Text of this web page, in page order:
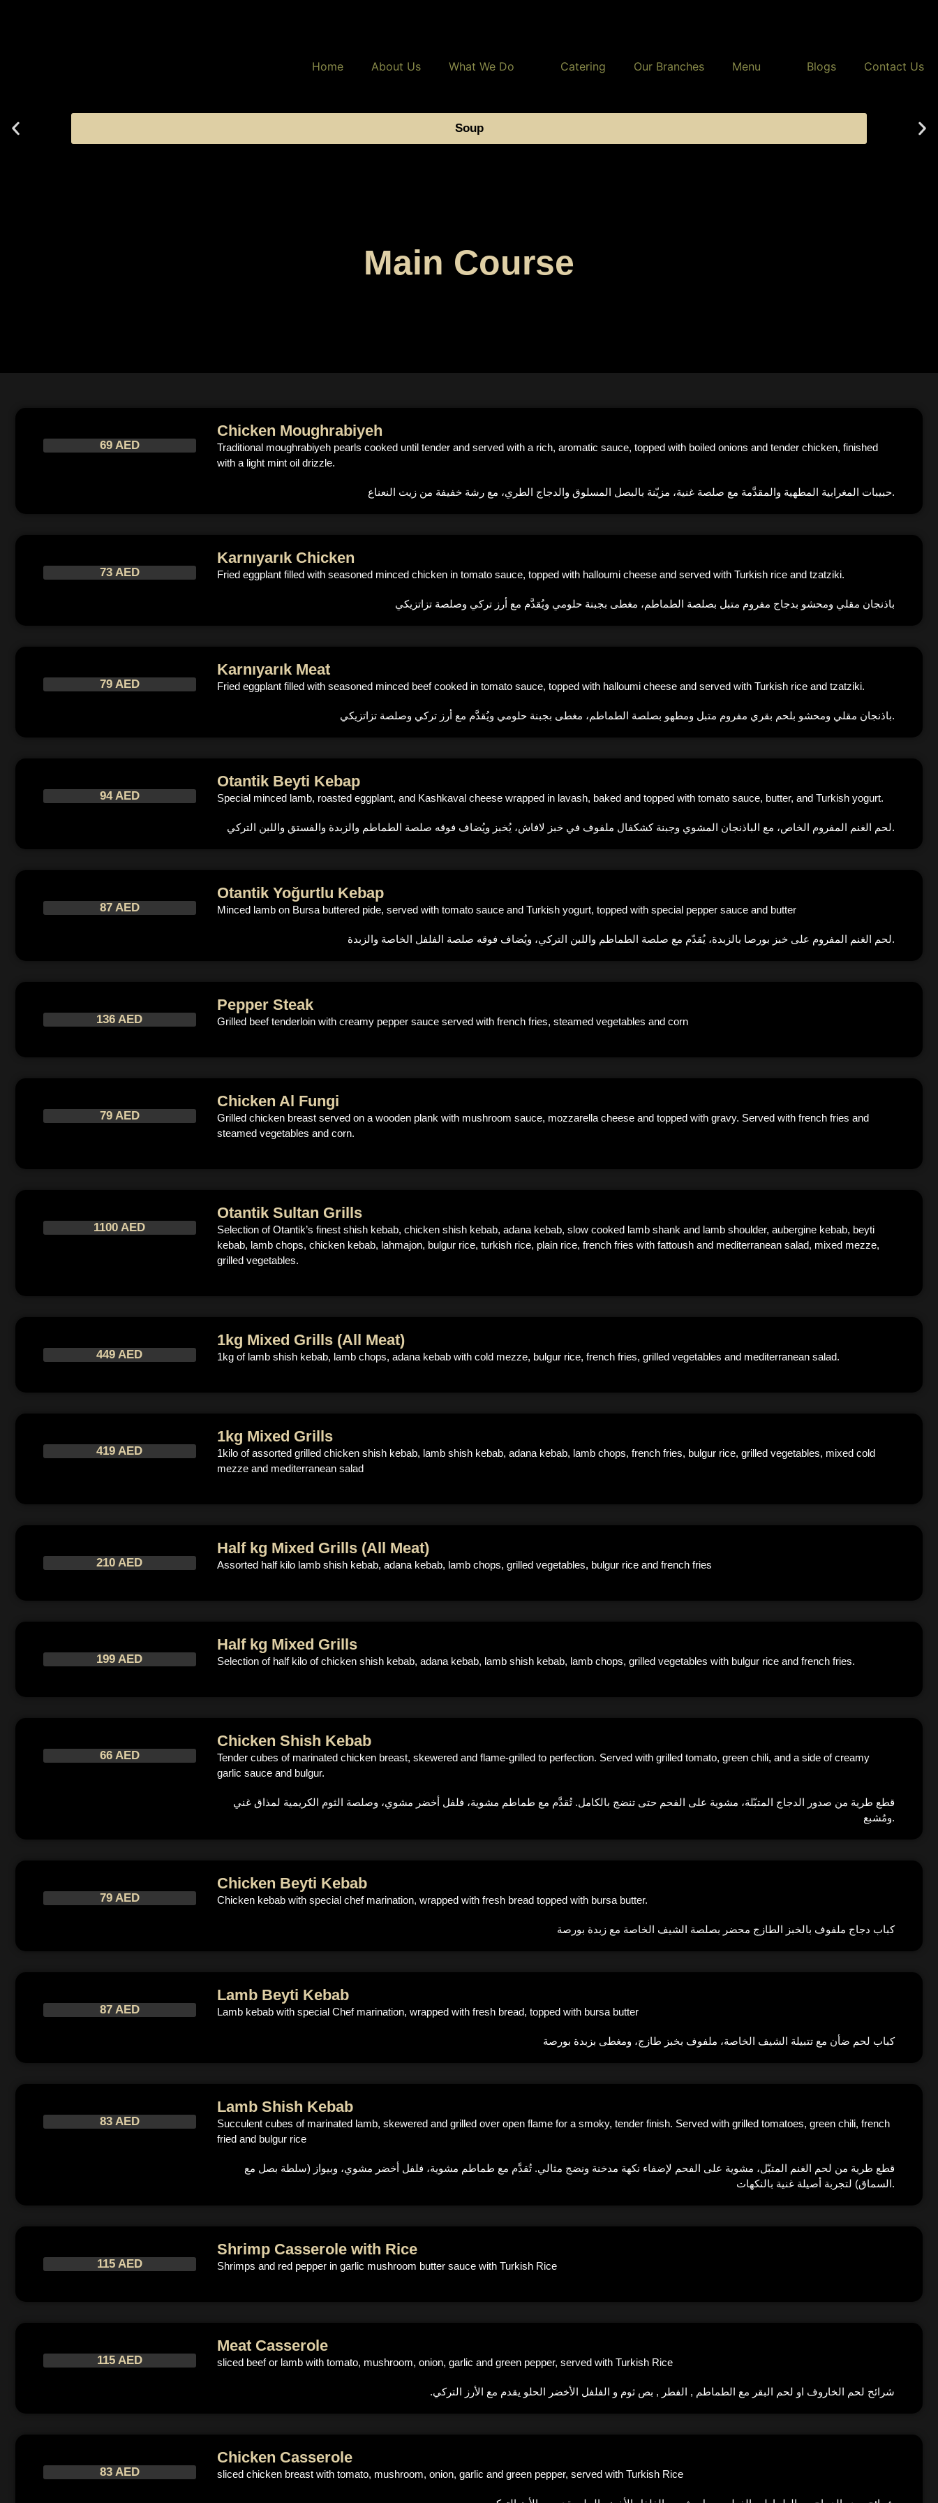
Home About Us What We Do Catering Our Branches Menu Blogs Contact Us
Soup
Main Course
69 AED
Chicken Moughrabiyeh
Traditional moughrabiyeh pearls cooked until tender and served with a rich, aromatic sauce, topped with boiled onions and tender chicken, finished
with a light mint oil drizzle.
حبيبات المغرابية المطهية والمقدَّمة مع صلصة غنية، مزيّنة بالبصل المسلوق والدجاج الطري، مع رشة خفيفة من زيت النعناع.
73 AED
Karnıyarık Chicken
Fried eggplant filled with seasoned minced chicken in tomato sauce, topped with halloumi cheese and served with Turkish rice and tzatziki.
باذنجان مقلي ومحشو بدجاج مفروم متبل بصلصة الطماطم، مغطى بجبنة حلومي ويُقدَّم مع أرز تركي وصلصة تزاتزيكي
79 AED
Karnıyarık Meat
Fried eggplant filled with seasoned minced beef cooked in tomato sauce, topped with halloumi cheese and served with Turkish rice and tzatziki.
باذنجان مقلي ومحشو بلحم بقري مفروم متبل ومطهو بصلصة الطماطم، مغطى بجبنة حلومي ويُقدَّم مع أرز تركي وصلصة تزاتزيكي.
94 AED
Otantik Beyti Kebap
Special minced lamb, roasted eggplant, and Kashkaval cheese wrapped in lavash, baked and topped with tomato sauce, butter, and Turkish yogurt.
لحم الغنم المفروم الخاص، مع الباذنجان المشوي وجبنة كشكفال ملفوف في خبز لافاش، يُخبز ويُضاف فوقه صلصة الطماطم والزبدة والفستق واللبن التركي.
87 AED
Otantik Yoğurtlu Kebap
Minced lamb on Bursa buttered pide, served with tomato sauce and Turkish yogurt, topped with special pepper sauce and butter
لحم الغنم المفروم على خبز بورصا بالزبدة، يُقدّم مع صلصة الطماطم واللبن التركي، ويُضاف فوقه صلصة الفلفل الخاصة والزبدة.
136 AED
Pepper Steak
Grilled beef tenderloin with creamy pepper sauce served with french fries, steamed vegetables and corn
79 AED
Chicken Al Fungi
Grilled chicken breast served on a wooden plank with mushroom sauce, mozzarella cheese and topped with gravy. Served with french fries and
steamed vegetables and corn.
1100 AED
Otantik Sultan Grills
Selection of Otantik’s finest shish kebab, chicken shish kebab, adana kebab, slow cooked lamb shank and lamb shoulder, aubergine kebab, beyti
kebab, lamb chops, chicken kebab, lahmajon, bulgur rice, turkish rice, plain rice, french fries with fattoush and mediterranean salad, mixed mezze,
grilled vegetables.
449 AED
1kg Mixed Grills (All Meat)
1kg of lamb shish kebab, lamb chops, adana kebab with cold mezze, bulgur rice, french fries, grilled vegetables and mediterranean salad.
419 AED
1kg Mixed Grills
1kilo of assorted grilled chicken shish kebab, lamb shish kebab, adana kebab, lamb chops, french fries, bulgur rice, grilled vegetables, mixed cold
mezze and mediterranean salad
210 AED
Half kg Mixed Grills (All Meat)
Assorted half kilo lamb shish kebab, adana kebab, lamb chops, grilled vegetables, bulgur rice and french fries
199 AED
Half kg Mixed Grills
Selection of half kilo of chicken shish kebab, adana kebab, lamb shish kebab, lamb chops, grilled vegetables with bulgur rice and french fries.
66 AED
Chicken Shish Kebab
Tender cubes of marinated chicken breast, skewered and flame-grilled to perfection. Served with grilled tomato, green chili, and a side of creamy
garlic sauce and bulgur.
قطع طرية من صدور الدجاج المتبّلة، مشوية على الفحم حتى تنضج بالكامل. تُقدَّم مع طماطم مشوية، فلفل أخضر مشوي، وصلصة الثوم الكريمية لمذاق غني
ومُشبع.
79 AED
Chicken Beyti Kebab
Chicken kebab with special chef marination, wrapped with fresh bread topped with bursa butter.
كباب دجاج ملفوف بالخبز الطازج محضر بصلصة الشيف الخاصة مع زبدة بورصة
87 AED
Lamb Beyti Kebab
Lamb kebab with special Chef marination, wrapped with fresh bread, topped with bursa butter
كباب لحم ضأن مع تتبيلة الشيف الخاصة، ملفوف بخبز طازج، ومغطى بزبدة بورصة
83 AED
Lamb Shish Kebab
Succulent cubes of marinated lamb, skewered and grilled over open flame for a smoky, tender finish. Served with grilled tomatoes, green chili, french
fried and bulgur rice
قطع طرية من لحم الغنم المتبّل، مشوية على الفحم لإضفاء نكهة مدخنة ونضج مثالي. تُقدَّم مع طماطم مشوية، فلفل أخضر مشوي، وبيواز (سلطة بصل مع
السماق) لتجربة أصيلة غنية بالنكهات.
115 AED
Shrimp Casserole with Rice
Shrimps and red pepper in garlic mushroom butter sauce with Turkish Rice
115 AED
Meat Casserole
sliced beef or lamb with tomato, mushroom, onion, garlic and green pepper, served with Turkish Rice
.شرائح لحم الخاروف او لحم البقر مع الطماطم , الفطر , بص ثوم و الفلفل الأخضر الحلو يقدم مع الأرز التركي
83 AED
Chicken Casserole
sliced chicken breast with tomato, mushroom, onion, garlic and green pepper, served with Turkish Rice